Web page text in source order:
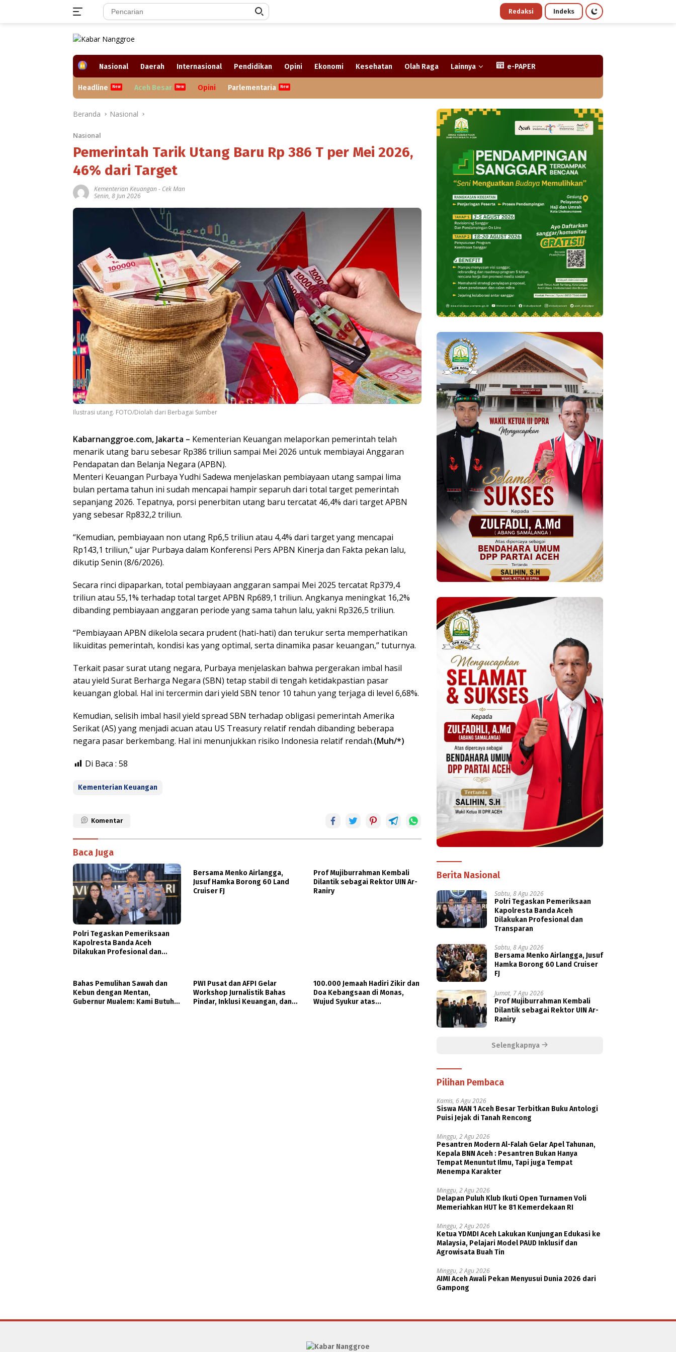
Redaksi Indeks
H
e
Nasional Daerah Internasional Pendidikan Opini Ekonomi Kesehatan Olah Raga Lainnya e-PAPER
Headline Aceh Besar Opini Parlementaria
Beranda Nasional
Nasional
Pemerintah Tarik Utang Baru Rp 386 T per Mei 2026,
46% dari Target
Kementerian Keuangan- Cek Man
Senin, 8 Jun 2026
Ilustrasi utang. FOTO/Diolah dari Berbagai Sumber
Kabarnanggroe.com, Jakarta – Kementerian Keuangan melaporkan pemerintah telah
menarik utang baru sebesar Rp386 triliun sampai Mei 2026 untuk membiayai Anggaran
Pendapatan dan Belanja Negara (APBN).
Menteri Keuangan Purbaya Yudhi Sadewa menjelaskan pembiayaan utang sampai lima
bulan pertama tahun ini sudah mencapai hampir separuh dari total target pemerintah
sepanjang 2026. Tepatnya, porsi penerbitan utang baru tercatat 46,4% dari target APBN
yang sebesar Rp832,2 triliun.
“Kemudian, pembiayaan non utang Rp6,5 triliun atau 4,4% dari target yang mencapai
Rp143,1 triliun,” ujar Purbaya dalam Konferensi Pers APBN Kinerja dan Fakta pekan lalu,
dikutip Senin (8/6/2026).
Secara rinci dipaparkan, total pembiayaan anggaran sampai Mei 2025 tercatat Rp379,4
triliun atau 55,1% terhadap total target APBN Rp689,1 triliun. Angkanya meningkat 16,2%
dibanding pembiayaan anggaran periode yang sama tahun lalu, yakni Rp326,5 triliun.
“Pembiayaan APBN dikelola secara prudent (hati-hati) dan terukur serta memperhatikan
likuiditas pemerintah, kondisi kas yang optimal, serta dinamika pasar keuangan,” tuturnya.
Terkait pasar surat utang negara, Purbaya menjelaskan bahwa pergerakan imbal hasil
atau yield Surat Berharga Negara (SBN) tetap stabil di tengah ketidakpastian pasar
keuangan global. Hal ini tercermin dari yield SBN tenor 10 tahun yang terjaga di level 6,68%.
Kemudian, selisih imbal hasil yield spread SBN terhadap obligasi pemerintah Amerika
Serikat (AS) yang menjadi acuan atau US Treasury relatif rendah dibanding beberapa
negara pasar berkembang. Hal ini menunjukkan risiko Indonesia relatif rendah.(Muh/*)
Di Baca : 58
Kementerian Keuangan
Komentar
Baca Juga
Polri Tegaskan Pemeriksaan
Kapolresta Banda Aceh
Dilakukan Profesional dan
Bersama Menko Airlangga,
Jusuf Hamka Borong 60 Land
Cruiser FJ
Prof Mujiburrahman Kembali
Dilantik sebagai Rektor UIN Ar-
Raniry
Bahas Pemulihan Sawah dan
Kebun dengan Mentan,
Gubernur Mualem: Kami Butuh
PWI Pusat dan AFPI Gelar
Workshop Jurnalistik Bahas
Pindar, Inklusi Keuangan, dan
100.000 Jemaah Hadiri Zikir dan
Doa Kebangsaan di Monas,
Wujud Syukur atas
Berita Nasional
Sabtu, 8 Agu 2026
Polri Tegaskan Pemeriksaan
Kapolresta Banda Aceh
Dilakukan Profesional dan
Transparan
Sabtu, 8 Agu 2026
Bersama Menko Airlangga, Jusuf
Hamka Borong 60 Land Cruiser
FJ
Jumat, 7 Agu 2026
Prof Mujiburrahman Kembali
Dilantik sebagai Rektor UIN Ar-
Raniry
Selengkapnya
Pilihan Pembaca
Kamis, 6 Agu 2026
Siswa MAN 1 Aceh Besar Terbitkan Buku Antologi
Puisi Jejak di Tanah Rencong
Minggu, 2 Agu 2026
Pesantren Modern Al-Falah Gelar Apel Tahunan,
Kepala BNN Aceh : Pesantren Bukan Hanya
Tempat Menuntut Ilmu, Tapi juga Tempat
Menempa Karakter
Minggu, 2 Agu 2026
Delapan Puluh Klub Ikuti Open Turnamen Voli
Memeriahkan HUT ke 81 Kemerdekaan RI
Minggu, 2 Agu 2026
Ketua YDMDI Aceh Lakukan Kunjungan Edukasi ke
Malaysia, Pelajari Model PAUD Inklusif dan
Agrowisata Buah Tin
Minggu, 2 Agu 2026
AIMI Aceh Awali Pekan Menyusui Dunia 2026 dari
Gampong